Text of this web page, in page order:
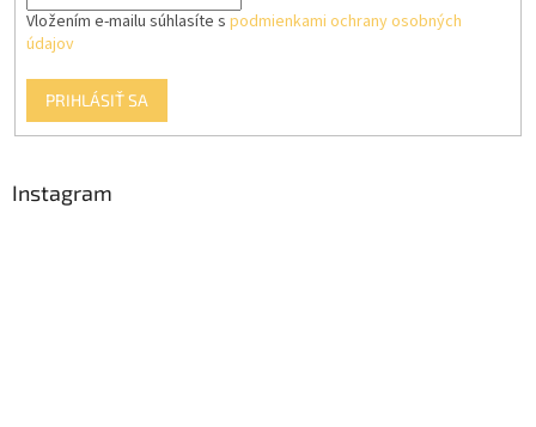
Vložením e-mailu súhlasíte s podmienkami ochrany osobných
údajov
PRIHLÁSIŤ SA
Instagram